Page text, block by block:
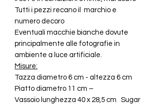
Tutti i pezzi recano il
marchio e
numero decoro
Eventuali macchie bianche dovute
principalmente alle fotografie in
ambiente a luce artificiale.
Misure:
Tazza diametro 6 cm - altezza 6 cm
Piatto diametro 11 cm –
Vassoio lunghezza 40 x 28,5 cm
Sugar